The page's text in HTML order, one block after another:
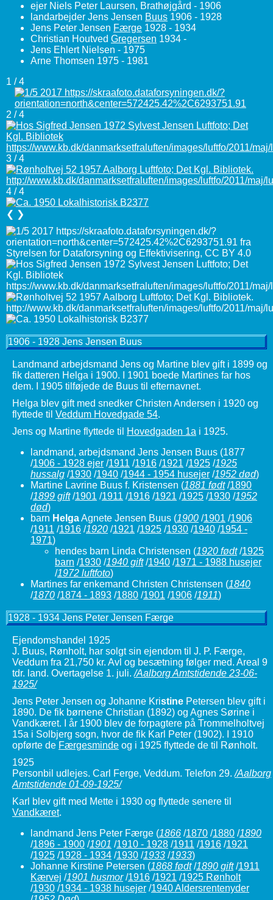
ejer Niels Peter Laursen, Brathøjgård - 1906
landarbejder Jens Jensen Buus 1906 - 1928
Jens Peter Jensen Færge 1928 - 1934
Christian Houtved Gregersen 1934 -
Jens Ehlert Nielsen - 1975
Arne Thomsen 1975 - 1981
1 / 4
2 / 4
3 / 4
4 / 4
❮ ❯
1906 - 1928 Jens Jensen Buus
Landmand arbejdsmand Jens og Martine blev gift i 1899 og
fik datteren Helga i 1900. I 1901 boede Martines far hos
dem. I 1905 tilføjede de Buus til efternavnet.
Helga blev gift med snedker Christen Andersen i 1920 og
flyttede til Veddum Hovedgade 54.
Jens og Martine flyttede til
Hovedgaden 1a i 1925.
landmand, arbejdsmand Jens Jensen Buus (1877
/1906 - 1928 ejer /1911 /1916 /1921 /1925 /1925
hussalg /1930 /1940 /1944 - 1954 husejer /1952 død)
Martine Lavrine Buus f. Kristensen (1881 født/1890
/1899 gift/1901 /1911 /1916 /1921 /1925 /1930 /1952
død)
barn HelgaAgnete Jensen Buus (1900 /1901 /1906
/1911 /1916 /1920 /1921 /1925 /1930 /1940 /1954 -
1971)
hendes barn Linda Christensen (1920 født/1925
barn /1930 /1940 gift/1940 /1971 - 1988 husejer
/1972 luftfoto)
Martines far enkemand Christen Christensen (1840
/1870 /1874 - 1893 /1880 /1901 /1906 /1911)
1928 - 1934 Jens Peter Jensen Færge
Ejendomshandel 1925
J. Buus, Rønholt, har solgt sin ejendom til J. P. Færge,
Veddum fra 21,750 kr. Avl og besætning følger med. Areal 9
tdr. land. Overtagelse 1. juli./Aalborg Amtstidende 23-06-
1925/
Jens Peter Jensen og Johanne Kristine Petersen blev gift i
1890. De fik børnene Christian (1892) og Agnes Sørine i
Vandkæret. I år 1900 blev de forpagtere på Trommelholtvej
15a i Solbjerg sogn, hvor de fik Karl Peter (1902). I 1910
opførte de Færgesminde og i 1925 flyttede de til Rønholt.
1925
Personbil udlejes. Carl Ferge, Veddum. Telefon 29./Aalborg
Amtstidende 01-09-1925/
Karl blev gift med Mette i 1930 og flyttede senere til
Vandkæret.
landmand Jens Peter Færge (1866 /1870 /1880 /1890
/1896 - 1900 /1901 /1910 - 1928 /1911 /1916 /1921
/1925 /1928 - 1934 /1930 /1933 /1933)
Johanne Kirstine Petersen (1868 født/1890 gift/1911
Kærvej /1901 husmor/1916 /1921 /1925 Rønholt
/1930 /1934 - 1938 husejer /1940 Aldersrentenyder